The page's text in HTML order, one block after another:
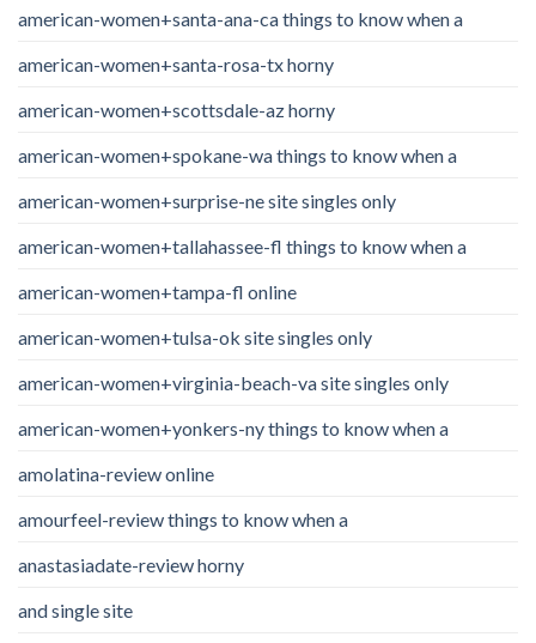
american-women+santa-ana-ca things to know when a
american-women+santa-rosa-tx horny
american-women+scottsdale-az horny
american-women+spokane-wa things to know when a
american-women+surprise-ne site singles only
american-women+tallahassee-fl things to know when a
american-women+tampa-fl online
american-women+tulsa-ok site singles only
american-women+virginia-beach-va site singles only
american-women+yonkers-ny things to know when a
amolatina-review online
amourfeel-review things to know when a
anastasiadate-review horny
and single site